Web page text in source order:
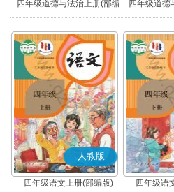
四年级道德与法治上册(部编
版)
四年级道德
人教版
四年级语文上册(部编版) 四年级语